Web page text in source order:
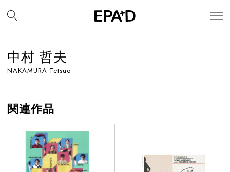
中村 哲夫
NAKAMURA Tetsuo
関連作品